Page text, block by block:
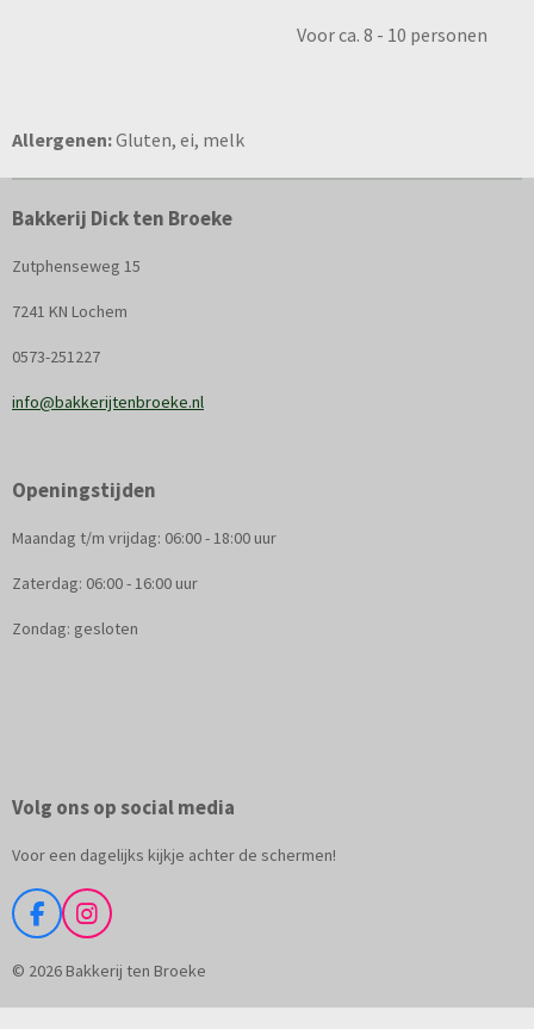
Voor ca. 8 - 10 personen
Allergenen:Gluten, ei, melk
Bakkerij Dick ten Broeke
Zutphenseweg 15
7241 KN Lochem
0573-251227
info@bakkerijtenbroeke.nl
Openingstijden
Maandag t/m vrijdag: 06:00 - 18:00 uur
Zaterdag: 06:00 - 16:00 uur
Zondag: gesloten
Volg ons op social media
Voor een dagelijks kijkje achter de schermen!
F
a
c
b
I
n
s
a
© 2026 Bakkerij ten Broeke